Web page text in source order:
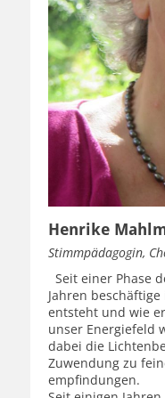
Henrike
Stimmpädagogin,
Seit einer Phase
Jahren
entsteht und wie
unser Energiefeld
dabei die
Zuwendung zu
empfindungen.